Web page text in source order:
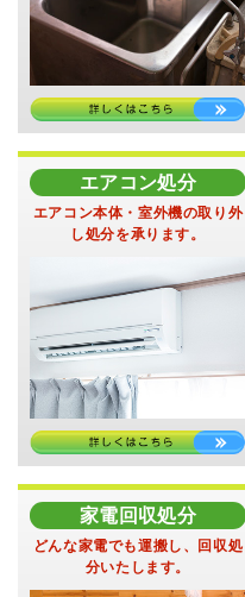
エアコン処分
エアコン本体・室外機の取り外
し処分を承ります。
家電回収処分
どんな家電でも運搬し、
回収処
分いたします。